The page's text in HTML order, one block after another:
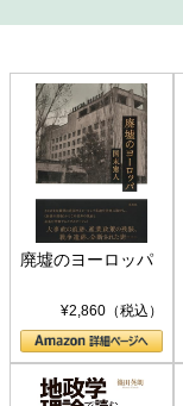
廃墟のヨーロッパ
¥2,860（税込）